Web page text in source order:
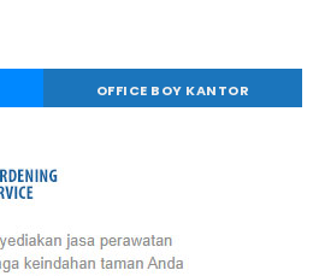
OFFICE BOY KANTOR